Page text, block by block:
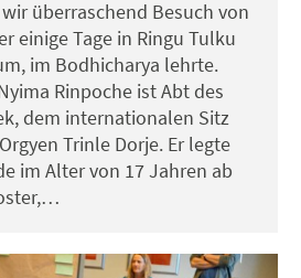
überraschend Besuch von
einige Tage in Ringu Tulku
im Bodhicharya lehrte.
Rinpoche ist Abt des
dem internationalen Sitz
Trinle Dorje. Er legte
im Alter von 17 Jahren ab